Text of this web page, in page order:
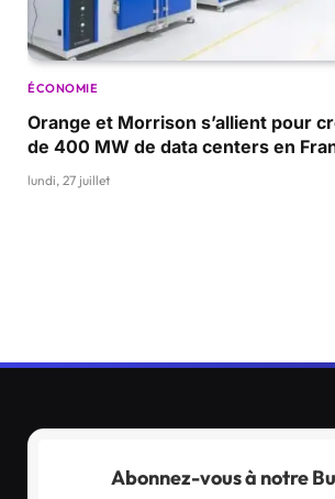
ÉCONOMIE
Orange et Morrison s’allient pour
de 400 MW de data centers en
lundi, 27 juillet
Abonnez-vous à notre